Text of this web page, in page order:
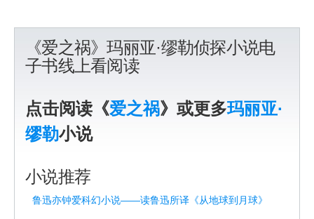
《爱之祸》玛丽亚·缪勒侦探小说电
子书线上看阅读
点击阅读《爱之祸》或更多玛丽亚·
缪勒小说
小说推荐
鲁迅亦钟爱科幻小说——读鲁迅所译《从地球到月球》